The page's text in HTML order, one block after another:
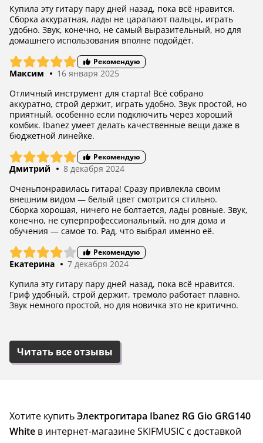
Купила эту гитару пару дней назад, пока всё нравится.
Сборка аккуратная, лады не царапают пальцы, играть
удобно. Звук, конечно, не самый выразительный, но для
домашнего использования вполне подойдёт.
Максим
16 января 2025
Отличный инструмент для старта! Всё собрано
аккуратно, строй держит, играть удобно. Звук простой, но
приятный, особенно если подключить через хороший
комбик. Ibanez умеет делать качественные вещи даже в
бюджетной линейке.
Рекомендую
Дмитрий
8 декабря 2024
Оченьпонравилась гитара! Сразу привлекла своим
внешним видом — белый цвет смотрится стильно.
Сборка хорошая, ничего не болтается, лады ровные. Звук,
конечно, не суперпрофессиональный, но для дома и
обучения — самое то. Рад, что выбрал именно её.
Рекомендую
Екатерина
7 декабря 2024
Купила эту гитару пару дней назад, пока всё нравится.
Гриф удобный, строй держит, тремоло работает плавно.
Звук немного простой, но для новичка это не критично.
Рекомендую
Читать все отзывы
Хотите купитьЭлектрогитара Ibanez RG Gio GRG140
White в интернет-магазине SKIFMUSIC с доставкой